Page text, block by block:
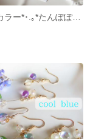
ビタミンカラー*･.｡*たんぽぽの小粒ピアス/イヤリング 黄色 イエロー フラワー 揺れない 小粒 透け感